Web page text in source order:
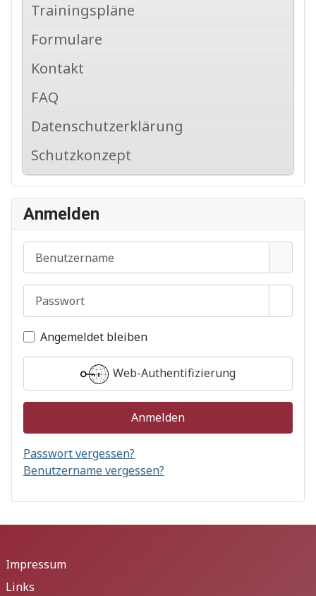
Trainingspläne
Formulare
Kontakt
FAQ
Datenschutzerklärung
Schutzkonzept
Anmelden
Angemeldet bleiben
Web-Authentifizierung
Anmelden
Passwort vergessen?
Benutzername vergessen?
Impressum
Links